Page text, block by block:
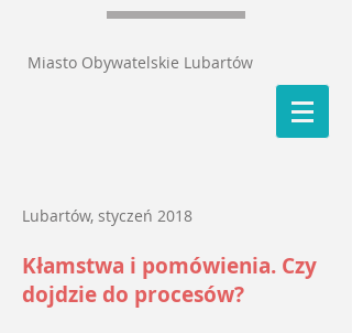
Miasto Obywatelskie Lubartów
Lubartów, styczeń 2018
Kłamstwa i pomówienia. Czy
dojdzie do procesów?